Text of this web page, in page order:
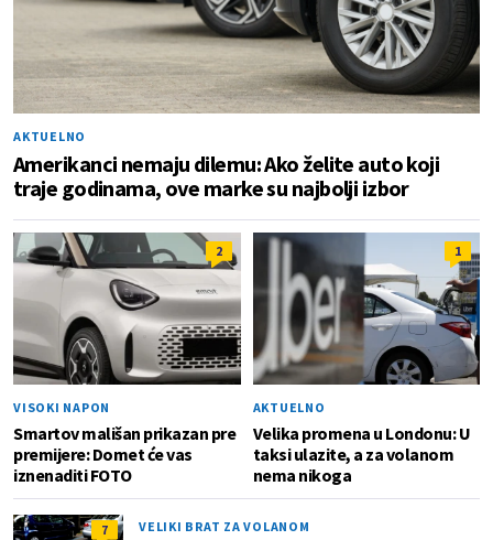
AKTUELNO
Amerikanci nemaju dilemu: Ako želite auto koji
traje godinama, ove marke su najbolji izbor
2
VISOKI NAPON
Smartov mališan prikazan pre
premijere: Domet će vas
iznenaditi FOTO
1
AKTUELNO
Velika promena u Londonu: U
taksi ulazite, a za volanom
nema nikoga
7 VELIKI BRAT ZA VOLANOM